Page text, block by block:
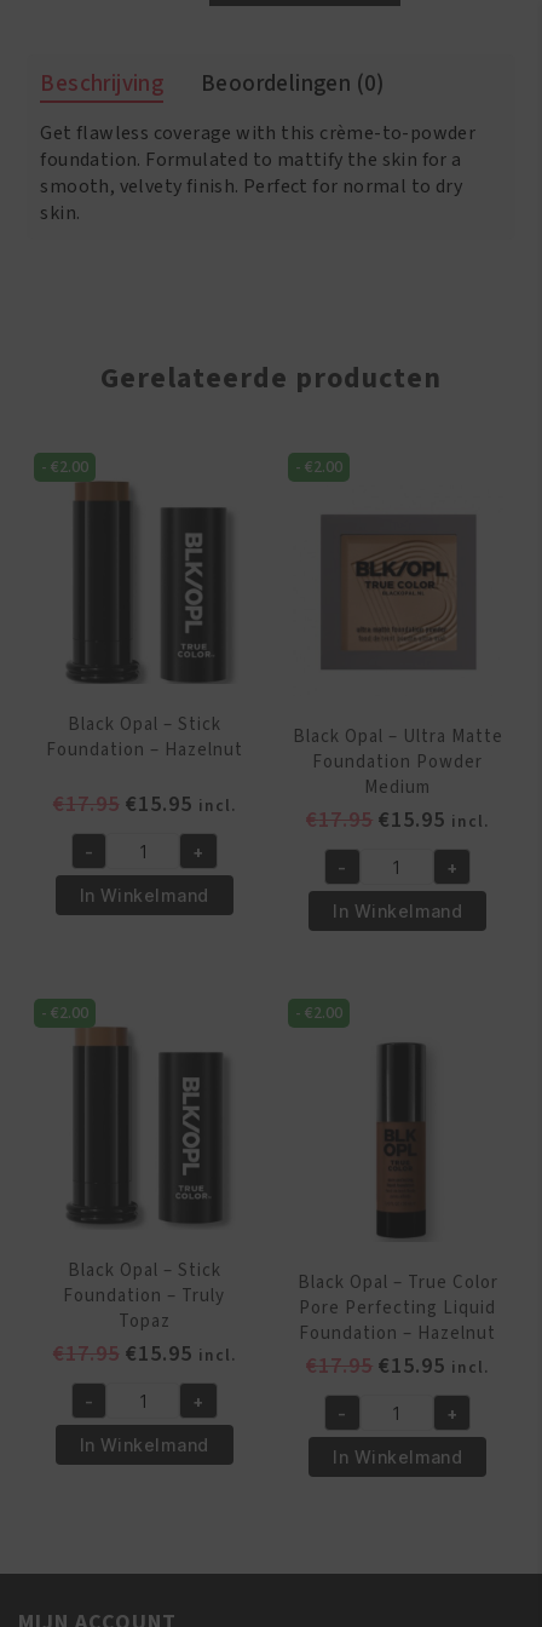
Matte
Crème
Powder
Foundation
SPF
15
Beschrijving Beoordelingen (0)
Get flawless coverage with this crème-to-powder
foundation. Formulated to mattify the skin for a
smooth, velvety finish. Perfect for normal to dry
skin.
Gerelateerde producten
-€2.00
Black Opal – Stick
Foundation – Hazelnut
€17.95 Oorspronkelijke
was:
€17.95.
€15.95Huidige
prijs
is:
€15.95.
incl.
Black
Opal
-
-
- +
In Winkelmand
-€2.00
Black Opal – Ultra Matte
Foundation Powder
Medium
€17.95
was:
€17.95.
€15.95 Huidige
prijs
is:
€15.95.
incl.
Black
Opal
-
Matte
Foundation
- +
In Winkelmand
-€2.00
Black Opal – Stick
Foundation – Truly
Topaz
€17.95 Oorspronkelijke
was:
€17.95.
€15.95Huidige
prijs
is:
€15.95.
incl.
Black
Opal
-
Topaz
- +
In Winkelmand
-€2.00
Black Opal – True Color
Pore Perfecting Liquid
Foundation – Hazelnut
€17.95
was:
€17.95.
€15.95 Huidige
prijs
is:
€15.95.
incl.
Black
Opal
-
Pore
- +
In Winkelmand